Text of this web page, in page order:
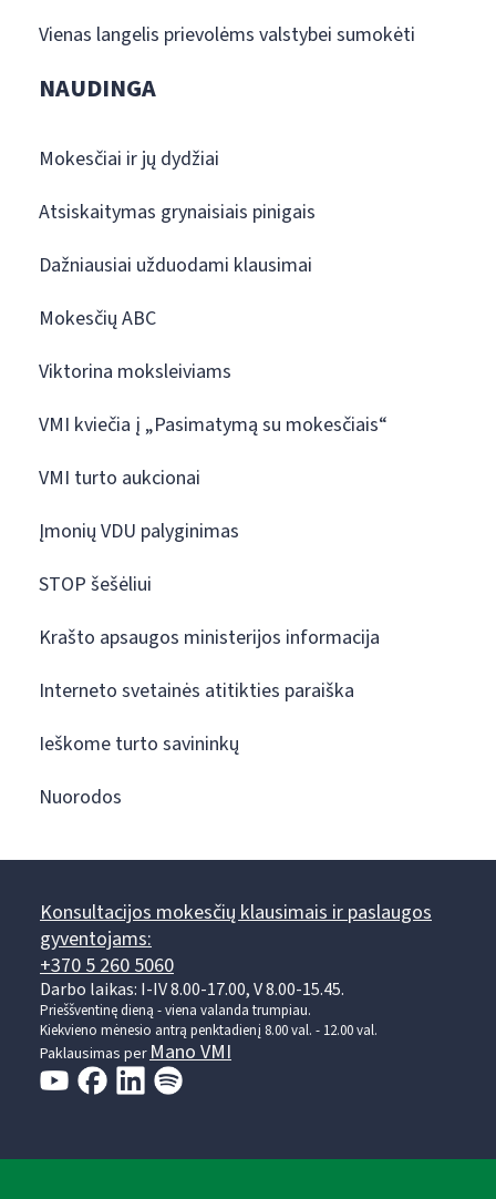
Vienas langelis prievolėms valstybei sumokėti
NAUDINGA
Mokesčiai ir jų dydžiai
Atsiskaitymas grynaisiais pinigais
Dažniausiai užduodami klausimai
Mokesčių ABC
Viktorina moksleiviams
VMI kviečia į „Pasimatymą su mokesčiais“
VMI turto aukcionai
Įmonių VDU palyginimas
STOP šešėliui
Krašto apsaugos ministerijos informacija
Interneto svetainės atitikties paraiška
Ieškome turto savininkų
Nuorodos
Konsultacijos mokesčių klausimais ir paslaugos
gyventojams:
+370 5 260 5060
Darbo laikas: I-IV 8.00-17.00, V 8.00-15.45.
Prieššventinę dieną - viena valanda trumpiau.
Kiekvieno mėnesio antrą penktadienį 8.00 val. - 12.00 val.
Paklausimas perMano VMI